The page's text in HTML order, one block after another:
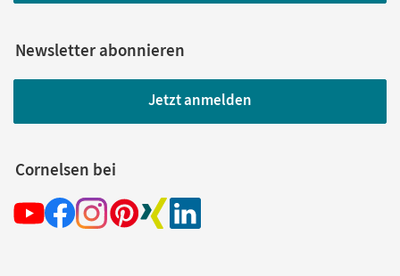
Newsletter abonnieren
Jetzt anmelden
Cornelsen bei